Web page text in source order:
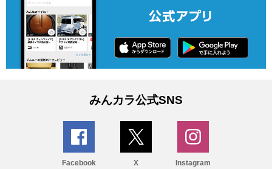
みんカラ公式SNS
Facebook X Instagram